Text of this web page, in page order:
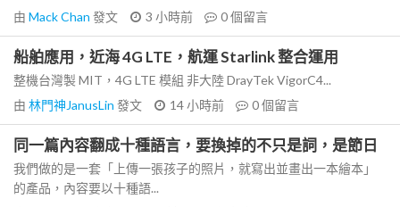
由 Mack Chan 發文 3 小時前 0個留言
船舶應用，近海 4G LTE，航運 Starlink 整合運用
整機台灣製 MIT，4G LTE 模組 非大陸 DrayTek VigorC4...
由 林門神JanusLin 發文 14 小時前 0個留言
同一篇內容翻成十種語言，要換掉的不只是詞，是節日
我們做的是一套「上傳一張孩子的照片，就寫出並畫出一本繪本」
的產品，內容要以十種語...